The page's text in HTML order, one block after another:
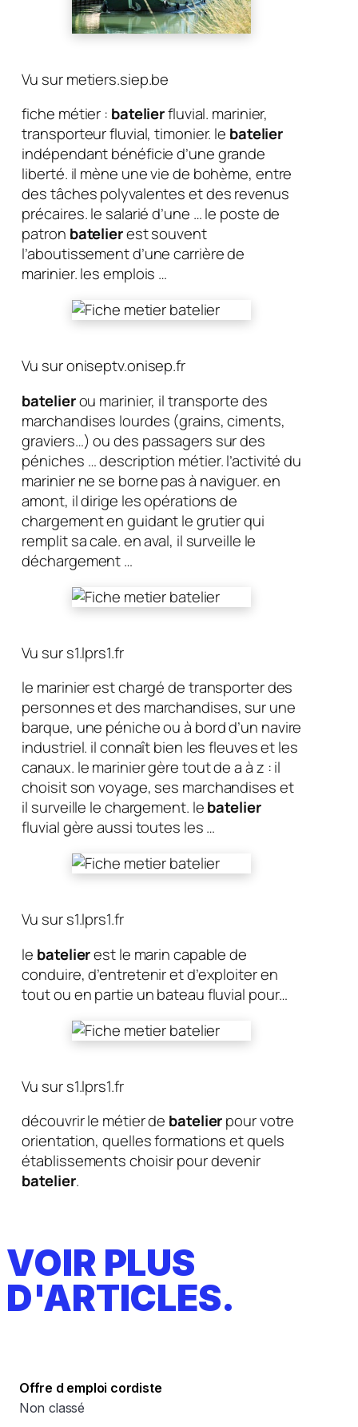
Vu sur metiers.siep.be
fiche métier : batelierfluvial. marinier,
transporteur fluvial, timonier. le batelier
indépendant bénéficie d’une grande
liberté. il mène une vie de bohème, entre
des tâches polyvalentes et des revenus
précaires. le salarié d’une … le poste de
patron batelierest souvent
l’aboutissement d’une carrière de
marinier. les emplois …
Vu sur oniseptv.onisep.fr
batelierou marinier, il transporte des
marchandises lourdes (grains, ciments,
graviers…) ou des passagers sur des
péniches … description métier. l’activité du
marinier ne se borne pas à naviguer. en
amont, il dirige les opérations de
chargement en guidant le grutier qui
remplit sa cale. en aval, il surveille le
déchargement …
Vu sur s1.lprs1.fr
le marinier est chargé de transporter des
personnes et des marchandises, sur une
barque, une péniche ou à bord d’un navire
industriel. il connaît bien les fleuves et les
canaux. le marinier gère tout de a à z : il
choisit son voyage, ses marchandises et
il surveille le chargement. lebatelier
fluvial gère aussi toutes les …
Vu sur s1.lprs1.fr
le batelierest le marin capable de
conduire, d’entretenir et d’exploiter en
tout ou en partie un bateau fluvial pour…
Vu sur s1.lprs1.fr
découvrir le métier de batelierpour votre
orientation, quelles formations et quels
établissements choisir pour devenir
batelier.
VOIR PLUS
D'ARTICLES.
Offre d emploi cordiste
Non classé